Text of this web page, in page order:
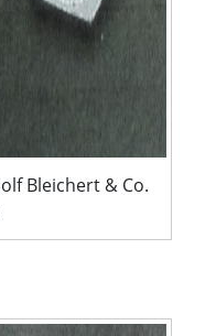
Bleichert & Co.